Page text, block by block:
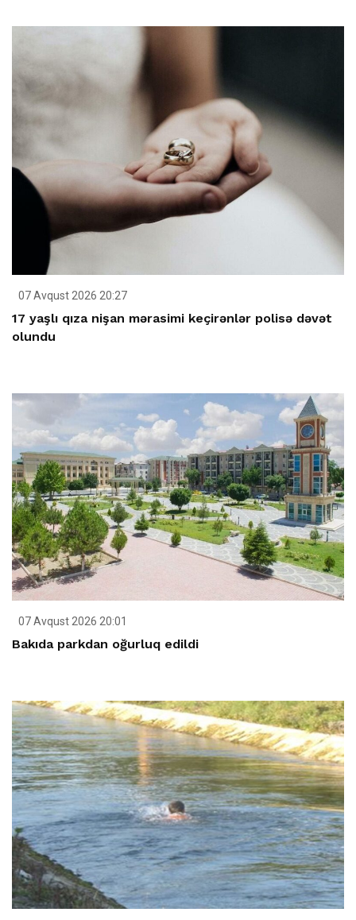
07 Avqust 2026 20:27
17 yaşlı qıza nişan mərasimi keçirənlər polisə dəvət
olundu
07 Avqust 2026 20:01
Bakıda parkdan oğurluq edildi